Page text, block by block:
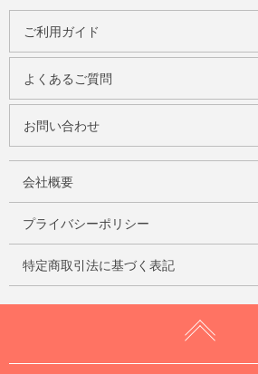
ご利用ガイド
よくあるご質問
お問い合わせ
会社概要
プライバシーポリシー
特定商取引法に基づく表記